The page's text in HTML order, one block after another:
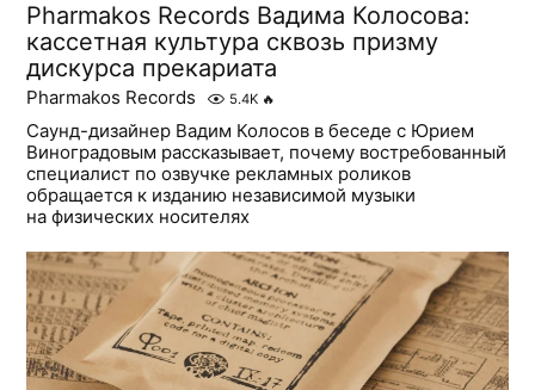
Pharmakos Records Вадима Колосова:
кассетная культура сквозь призму
дискурса прекариата
Pharmakos Records 5.4K 🔥
Саунд-дизайнер Вадим Колосов в беседе с Юрием
Виноградовым рассказывает, почему востребованный
специалист по озвучке рекламных роликов
обращается к изданию независимой музыки
на физических носителях